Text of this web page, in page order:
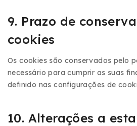
9. Prazo de
cookies
Os cookies são conservados pelo
necessário para cumprir as suas
definido nas configurações de
10. Alterações a